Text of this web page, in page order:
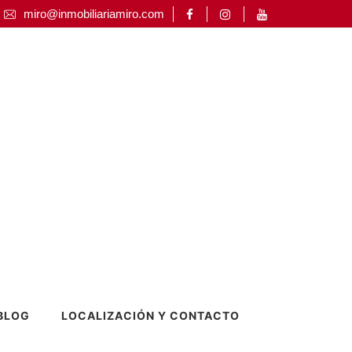
miro@inmobiliariamiro.com
LOCALIZACIÓN Y CONTACTO